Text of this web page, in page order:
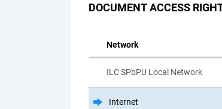
DOCUMENT ACCESS
Network
ILC SPbPU Local Network
Internet